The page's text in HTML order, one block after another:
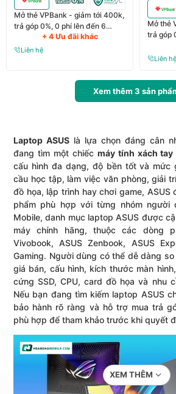
Mở thẻ VPBank - giảm tới 400k,
trả góp 0%, 0 phí lên đến 6
+ 4 Ưu đãi khác
Liên hệ
Mở thẻ
trả góp
Liên hệ
Xem thêm 3 sản
Laptop ASUS là lựa chọn đáng cân
đang tìm một chiếc máy tính xách tay
cấu hình đa dạng, độ bền tốt và mức
cầu học tập, làm việc văn phòng, giải
đồ họa, lập trình hay chơi game, ASUS
phẩm phù hợp với từng nhóm người
Mobile, danh mục laptop ASUS được
máy chính hãng, thuộc các dòng
Vivobook, ASUS Zenbook, ASUS
Gaming. Người dùng có thể dễ dàng
giá bán, cấu hình, kích thước màn
cứng SSD, CPU, card đồ họa và nhu
Nếu bạn đang tìm kiếm laptop ASUS
bảo hành rõ ràng và hỗ trợ mua trả
phù hợp để tham khảo trước khi quyết
XEM THÊM